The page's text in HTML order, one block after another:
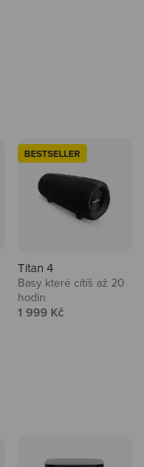
BESTSELLER
Titan 4
Basy které cítíš až 20
hodin
Prodejní cena
1 999 Kč